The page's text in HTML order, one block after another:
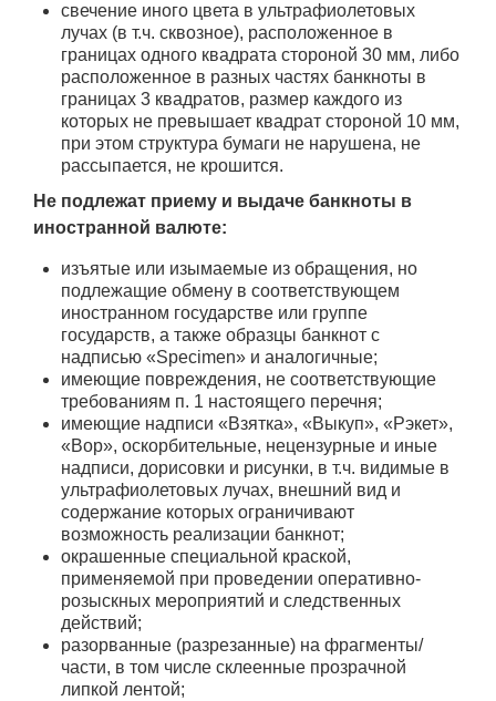
свечение иного цвета в ультрафиолетовых
лучах (в т.ч. сквозное), расположенное в
границах одного квадрата стороной 30 мм, либо
расположенное в разных частях банкноты в
границах 3 квадратов, размер каждого из
которых не превышает квадрат стороной 10 мм,
при этом структура бумаги не нарушена, не
рассыпается, не крошится.
Не подлежат приему и выдаче банкноты в
иностранной валюте:
изъятые или изымаемые из обращения, но
подлежащие обмену в соответствующем
иностранном государстве или группе
государств, а также образцы банкнот с
надписью «Specimen» и аналогичные;
имеющие повреждения, не соответствующие
требованиям п. 1 настоящего перечня;
имеющие надписи «Взятка», «Выкуп», «Рэкет»,
«Вор», оскорбительные, нецензурные и иные
надписи, дорисовки и рисунки, в т.ч. видимые в
ультрафиолетовых лучах, внешний вид и
содержание которых ограничивают
возможность реализации банкнот;
окрашенные специальной краской,
применяемой при проведении оперативно-
розыскных мероприятий и следственных
действий;
разорванные (разрезанные) на фрагменты/
части, в том числе склеенные прозрачной
липкой лентой;